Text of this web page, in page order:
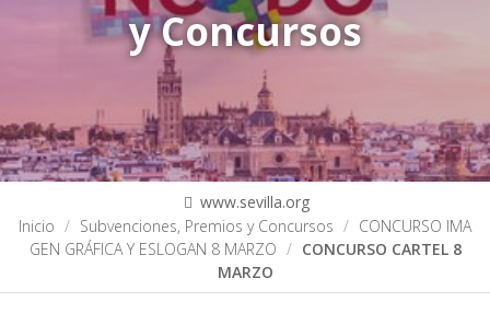
y Concursos
www.sevilla.org
Inicio
Subvenciones, Premios y Concursos
CONCURSO IMA
GEN GRÁFICA Y ESLOGAN 8 MARZO
CONCURSO CARTEL 8
MARZO